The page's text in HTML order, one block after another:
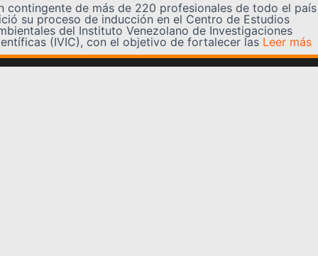
contingente de más de 220 profesionales de todo el país
su proceso de inducción en el Centro de Estudios
del Instituto Venezolano de Investigaciones
(IVIC), con el objetivo de fortalecer las Leer más